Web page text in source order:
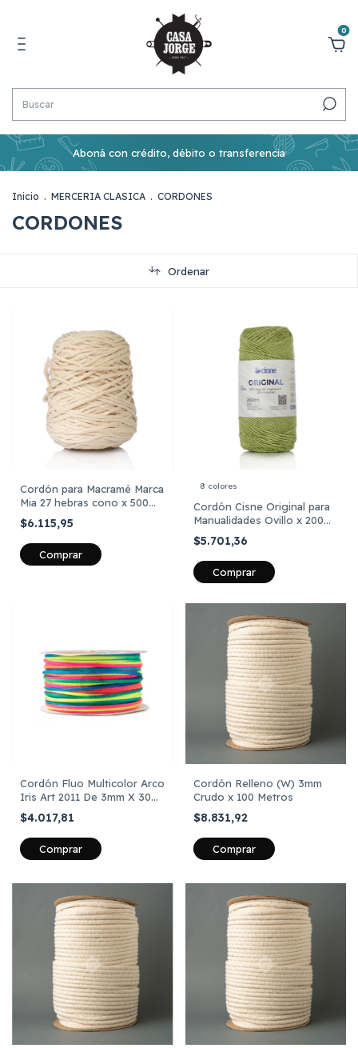
0
Aboná con crédito, débito o transferencia
Inicio . MERCERIA CLASICA . CORDONES
CORDONES
Ordenar
Cordón para Macramé Marca
Mia 27 hebras cono x 500
Gramos
$6.115,95
8 colores
Cordón Cisne Original para
Manualidades Ovillo x 200
gramos
$5.701,36
Comprar
Cordón Fluo Multicolor Arco
Iris Art 2011 De 3mm X 30
Metros
$4.017,81
Cordón Relleno (W) 3mm
Crudo x 100 Metros
$8.831,92